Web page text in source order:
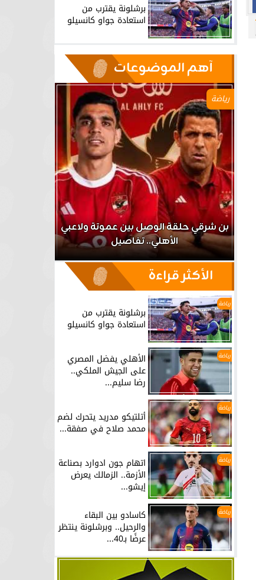
برشلونة يقترب من
استعادة جواو كانسيلو
آهم الموضوعات
رياضة
بن شرقي حلقة الوصل بين عموتة ولاعبي
الأهلي.. تفاصيل
الأكثر قراءة
رياضة
برشلونة يقترب من
استعادة جواو كانسيلو
رياضة الأهلي يفضل المصري
على الجيش الملكي..
رضا سليم...
رياضة
أتلتيكو مدريد يتحرك لضم
محمد صلاح في صفقة...
رياضة اتهام جون ادوارد بصناعة
الأزمة.. الزمالك يعرض
إيشو...
رياضة كاسادو بين البقاء
والرحيل.. وبرشلونة ينتظر
عرضًا بـ40...